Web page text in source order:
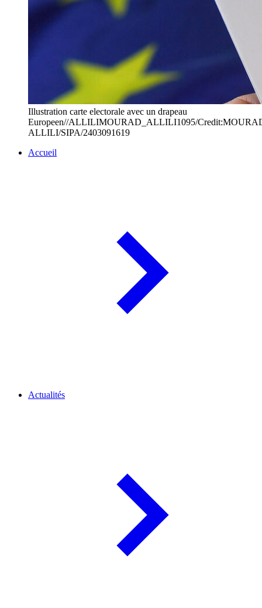
Illustration carte electorale avec un drapeau
Europeen//ALLILIMOURAD_ALLILI1095/
ALLILI/SIPA/2403091619
Accueil
Actualités